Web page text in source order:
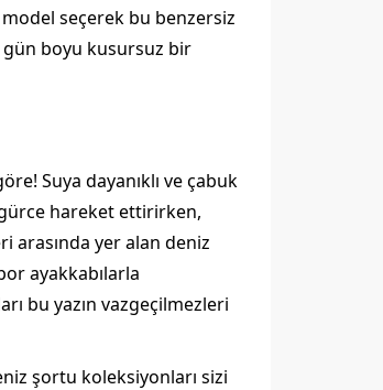
seçerek bu benzersiz
gün boyu kusursuz bir
Suya dayanıklı ve çabuk
hareket ettirirken,
arasında yer alan deniz
ayakkabılarla
bu yazın vazgeçilmezleri
şortu koleksiyonları sizi